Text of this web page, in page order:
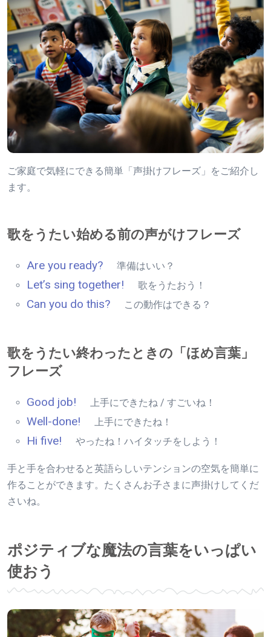
ご家庭で気軽にできる簡単「声掛けフレーズ」をご紹介し
ます。
歌をうたい始める前の声がけフレーズ
Are you ready? 準備はいい？
Let’s sing together! 歌をうたおう！
Can you do this? この動作はできる？
歌をうたい終わったときの「ほめ言葉」
フレーズ
Good job! 上手にできたね / すごいね！
Well-done! 上手にできたね！
Hi five! やったね！ハイタッチをしよう！
手と手を合わせると英語らしいテンションの空気を簡単に
作ることができます。たくさんお子さまに声掛けしてくだ
さいね。
ポジティブな魔法の言葉をいっぱい
使おう